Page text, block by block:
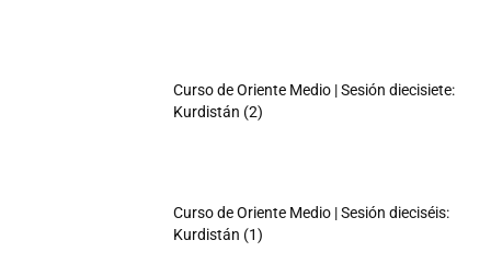
Curso de Oriente Medio | Sesión diecisiete:
Kurdistán (2)
Curso de Oriente Medio | Sesión dieciséis:
Kurdistán (1)